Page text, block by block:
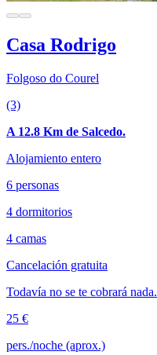
Casa Rodrigo
Folgoso do Courel
(3)
A 12.8 Km de Salcedo.
Alojamiento entero
6 personas
4 dormitorios
4 camas
Cancelación gratuita
Todavía no se te cobrará nada.
25 €
pers./noche (aprox.)